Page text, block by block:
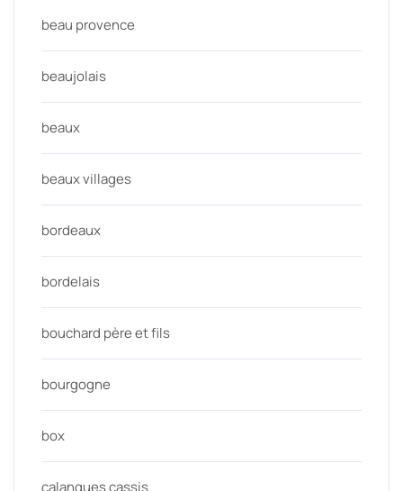
beau provence
beaujolais
beaux
beaux villages
bordeaux
bordelais
bouchard père et fils
bourgogne
box
calanques cassis